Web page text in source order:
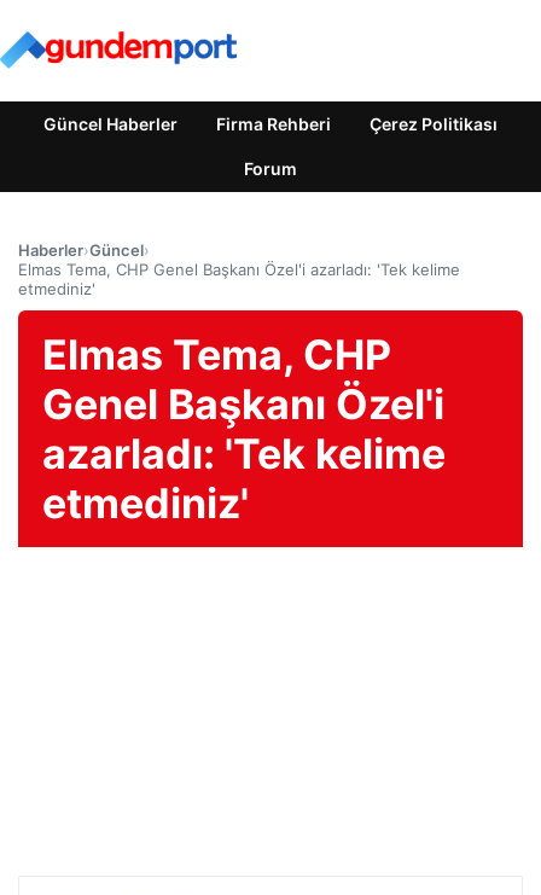
Güncel Haberler Firma Rehberi Çerez Politikası
Forum
Haberler›Güncel›
Elmas Tema, CHP Genel Başkanı Özel'i azarladı: 'Tek kelime
etmediniz'
Elmas Tema, CHP
Genel Başkanı Özel'i
azarladı: 'Tek kelime
etmediniz'